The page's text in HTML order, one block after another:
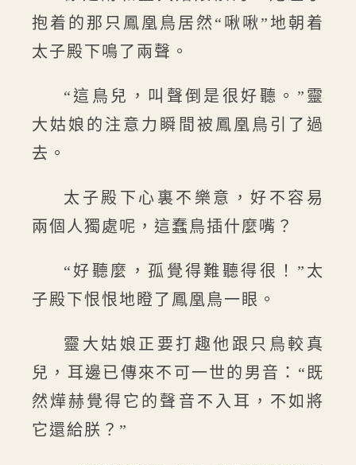
抱着的那只鳳凰鳥居然“啾啾”地朝着
太子殿下鳴了兩聲。
“這鳥兒，叫聲倒是很好聽。”靈
大姑娘的注意力瞬間被鳳凰鳥引了過
去。
太子殿下心裏不樂意，好不容易
兩個人獨處呢，這蠢鳥插什麼嘴？
“好聽麼，孤覺得難聽得很！”太
子殿下恨恨地瞪了鳳凰鳥一眼。
靈大姑娘正要打趣他跟只鳥較真
兒，耳邊已傳來不可一世的男音：“既
然燁赫覺得它的聲音不入耳，不如將
它還給朕？”